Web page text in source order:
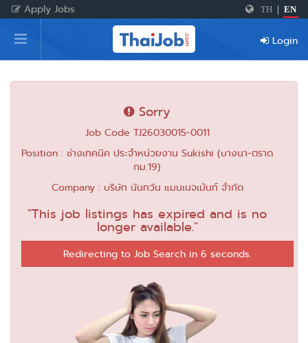
Apply Jobs TH EN
Home
Login
Register
For Employers
Login
Sorry
Job Code TJ26030015-0011
Position : ช่างเทคนิค ประจำหน่วยงาน Sukishi (บางนา-ตราด
กม.19)
Company : บริษัท นันทวัน แมนเนจเม้นท์ จำกัด
"This job listings has expired and is no
longer available."
Redirecting to Job Search in 6 seconds.